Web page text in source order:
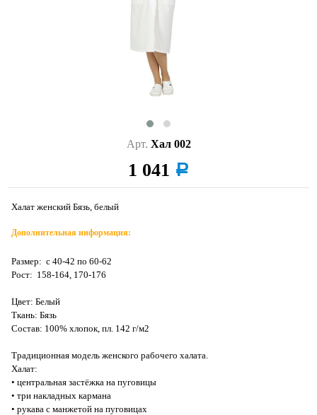
Арт. Хал 002
1 041 a
Халат женский Бязь, белый
Дополнительная информация:
Размер: с 40-42 по 60-62
Рост: 158-164, 170-176
Цвет: Белый
Ткань: Бязь
Состав: 100% хлопок, пл. 142 г/м2
Традиционная модель женского рабочего халата.
Халат:
• центральная застёжка на пуговицы
• три накладных кармана
• рукава с манжетой на пуговицах